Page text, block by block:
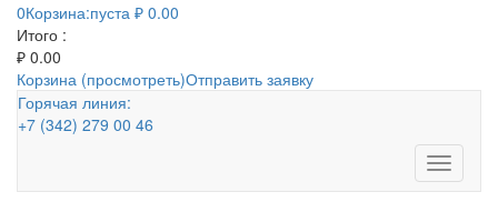
0Корзина:пуста ₽ 0.00
Итого :
₽ 0.00
Корзина (просмотреть)Отправить заявку
Горячая линия:
+7 (342) 279 00 46
Toggle